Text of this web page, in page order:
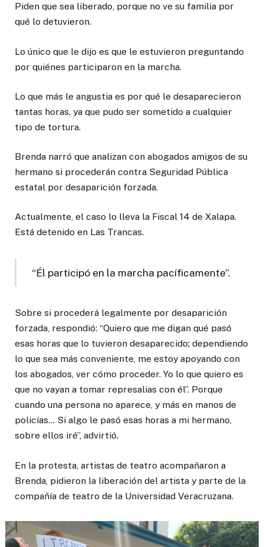
Piden que sea liberado, porque no ve su familia por
qué lo detuvieron.
Lo único que le dijo es que le estuvieron preguntando
por quiénes participaron en la marcha.
Lo que más le angustia es por qué le desaparecieron
tantas horas, ya que pudo ser sometido a cualquier
tipo de tortura.
Brenda narró que analizan con abogados amigos de su
hermano si procederán contra Seguridad Pública
estatal por desaparición forzada.
Actualmente, el caso lo lleva la Fiscal 14 de Xalapa.
Está detenido en Las Trancas.
“Él participó en la marcha pacíficamente”.
Sobre si procederá legalmente por desaparición
forzada, respondió: “Quiero que me digan qué pasó
esas horas que lo tuvieron desaparecido; dependiendo
lo que sea más conveniente, me estoy apoyando con
los abogados, ver cómo proceder. Yo lo que quiero es
que no vayan a tomar represalias con él”. Porque
cuando una persona no aparece, y más en manos de
policías… Si algo le pasó esas horas a mi hermano,
sobre ellos iré”, advirtió.
En la protesta, artistas de teatro acompañaron a
Brenda, pidieron la liberación del artista y parte de la
compañía de teatro de la Universidad Veracruzana.